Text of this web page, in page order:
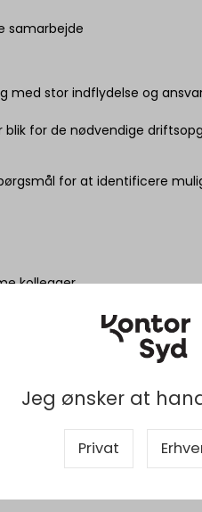
Jeg ønsker at
Privat
samarbejde
med stor indflydelse og
for de nødvendige
for at identificere
kollegaer
som siden
leverer dagligt
offentlige overalt